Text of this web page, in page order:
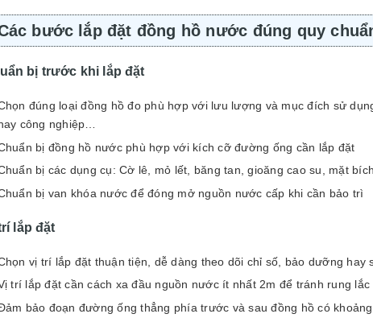
bước lắp đặt đồng hồ nước đúng quy
bị trước khi lắp đặt
đúng loại đồng hồ đo phù hợp với lưu lượng và mục đích sử
công nghiệp…
bị đồng hồ nước phù hợp với kích cỡ đường ống cần lắp đặt
bị các dụng cụ: Cờ lê, mỏ lết, băng tan, gioăng cao su, mặt
bị van khóa nước để đóng mở nguồn nước cấp khi cần bảo trì
lắp đặt
vị trí lắp đặt thuận tiện, dễ dàng theo dõi chỉ số, bảo dưỡng hay
trí lắp đặt cần cách xa đầu nguồn nước ít nhất 2m để tránh rung lắc
bảo đoạn đường ống thẳng phía trước và sau đồng hồ có